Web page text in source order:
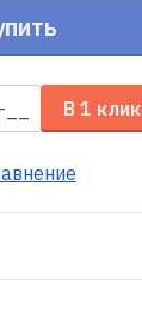
В 1 клик